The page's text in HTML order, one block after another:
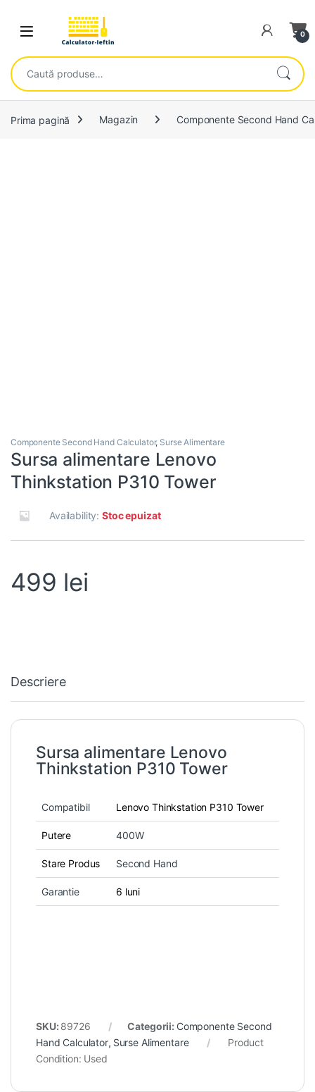
Open 0
Caută după:
Prima pagină Magazin Componente Second Hand
Componente Second Hand Calculator, Surse Alimentare
Sursa alimentare Lenovo
Thinkstation P310 Tower
Availability:Stoc epuizat
499 lei
Descriere
Sursa alimentare Lenovo
Thinkstation P310 Tower
Compatibil Lenovo Thinkstation P310 Tower
Putere 400W
Stare Produs Second Hand
Garantie 6 luni
SKU: 89726 Categorii: Componente Second
Hand Calculator, Surse Alimentare
Product
Condition: Used